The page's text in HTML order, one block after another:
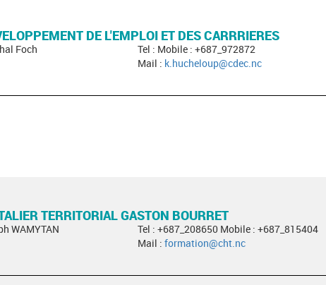
DE L'EMPLOI ET DES CARRRIERES
Foch
Tel : Mobile : +687_972872
Mail : k.hucheloup@cdec.nc
TERRITORIAL GASTON BOURRET
WAMYTAN
Tel : +687_208650 Mobile : +687_815404
Mail : formation@cht.nc